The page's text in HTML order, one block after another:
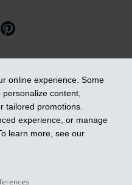
online experience. Some
content,
tailored promotions.
experience, or manage
learn more, see our